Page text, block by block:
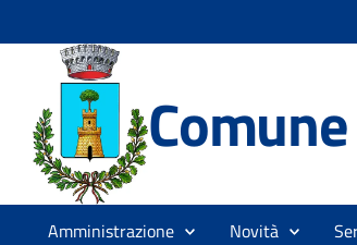
Amministrazione Novità